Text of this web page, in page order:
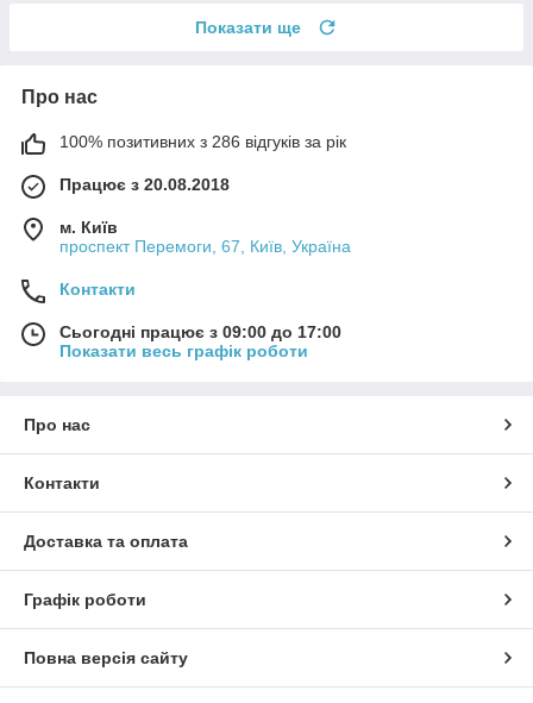
Показати ще
Про нас
100% позитивних з 286 відгуків за рік
Працює з 20.08.2018
м. Київ
проспект Перемоги, 67, Київ, Україна
Контакти
Сьогодні працює з 09:00 до 17:00
Показати весь графік роботи
Про нас
Контакти
Доставка та оплата
Графік роботи
Повна версія сайту